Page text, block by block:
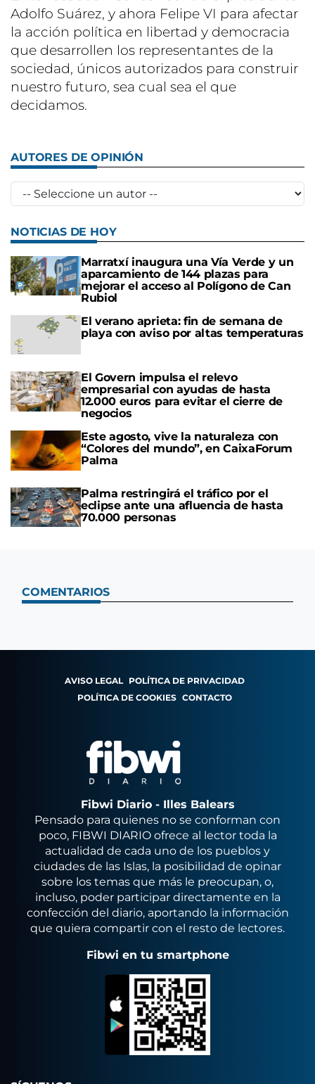
Adolfo Suárez, y ahora Felipe VI para afectar
la acción política en libertad y democracia
que desarrollen los representantes de la
sociedad, únicos autorizados para construir
nuestro futuro, sea cual sea el que
decidamos.
AUTORES DE OPINIÓN
NOTICIAS DE HOY
Marratxí inaugura una Vía Verde y un
aparcamiento de 144 plazas para
mejorar el acceso al Polígono de Can
Rubiol
El verano aprieta: fin de semana de
playa con aviso por altas temperaturas
El Govern impulsa el relevo
empresarial con ayudas de hasta
12.000 euros para evitar el cierre de
negocios
Este agosto, vive la naturaleza con
“Colores del mundo”, en CaixaForum
Palma
Palma restringirá el tráfico por el
eclipse ante una afluencia de hasta
70.000 personas
COMENTARIOS
AVISO LEGAL POLÍTICA DE PRIVACIDAD
POLÍTICA DE COOKIES CONTACTO
Fibwi Diario - Illes Balears
Pensado para quienes no se conforman con
poco, FIBWI DIARIO ofrece al lector toda la
actualidad de cada uno de los pueblos y
ciudades de las Islas, la posibilidad de opinar
sobre los temas que más le preocupan, o,
incluso, poder participar directamente en la
confección del diario, aportando la información
que quiera compartir con el resto de lectores.
Fibwi en tu smartphone